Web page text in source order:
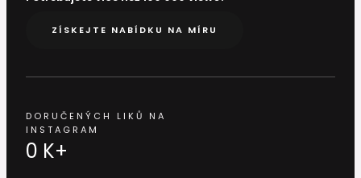
ZÍSKEJTE NABÍDKU NA MÍRU
DORUČENÝCH LIKŮ NA
INSTAGRAM
0 K+